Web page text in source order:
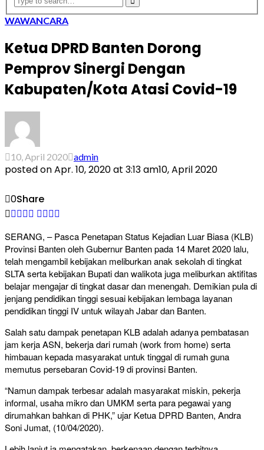
WAWANCARA
Ketua DPRD Banten Dorong
Pemprov Sinergi Dengan
Kabupaten/Kota Atasi Covid-19
10, April 2020 admin
posted onApr. 10, 2020 at 3:13 am10, April 2020
0Share
SERANG, – Pasca Penetapan Status Kejadian Luar Biasa (KLB)
Provinsi Banten oleh Gubernur Banten pada 14 Maret 2020 lalu,
telah mengambil kebijakan meliburkan anak sekolah di tingkat
SLTA serta kebijakan Bupati dan walikota juga meliburkan aktifitas
belajar mengajar di tingkat dasar dan menengah. Demikian pula di
jenjang pendidikan tinggi sesuai kebijakan lembaga layanan
pendidikan tinggi IV untuk wilayah Jabar dan Banten.
Salah satu dampak penetapan KLB adalah adanya pembatasan
jam kerja ASN, bekerja dari rumah (work from home) serta
himbauan kepada masyarakat untuk tinggal di rumah guna
memutus persebaran Covid-19 di provinsi Banten.
“Namun dampak terbesar adalah masyarakat miskin, pekerja
informal, usaha mikro dan UMKM serta para pegawai yang
dirumahkan bahkan di PHK,” ujar Ketua DPRD Banten, Andra
Soni Jumat, (10/04/2020).